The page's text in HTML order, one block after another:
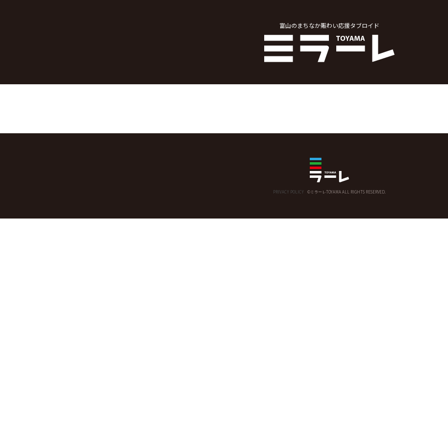
富山のまちなか賑わい応援タブロイド
PRIVACY POLICY ©ミラーレTOYAMA ALL RIGHTS RESERVED.